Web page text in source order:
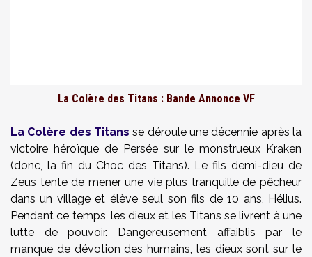
La Colère des Titans : Bande Annonce VF
La Colère des Titans se déroule une décennie après la
victoire héroïque de Persée sur le monstrueux Kraken
(donc, la fin du Choc des Titans). Le fils demi-dieu de
Zeus tente de mener une vie plus tranquille de pêcheur
dans un village et élève seul son fils de 10 ans, Hélius.
Pendant ce temps, les dieux et les Titans se livrent à une
lutte de pouvoir. Dangereusement affaiblis par le
manque de dévotion des humains, les dieux sont sur le